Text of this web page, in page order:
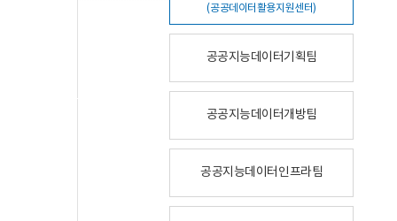
(공공데이터활용지원센터)
공공지능데이터기획팀
공공지능데이터개방팀
공공지능데이터인프라팀